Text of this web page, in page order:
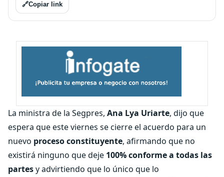
🔗Copiar link
La ministra de la Segpres, Ana Lya Uriarte, dijo que
espera que este viernes se cierre el acuerdo para un
nuevo proceso constituyente, afirmando que no
existirá ninguno que deje 100% conforme a todas las
partesy advirtiendo que lo único que lo